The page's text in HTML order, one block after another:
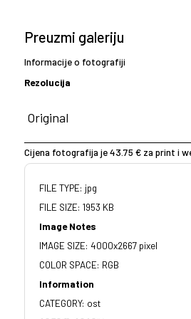
Preuzmi galeriju
Informacije o fotografiji
Rezolucija
Cijena fotografija je 43.75 € za print i
FILE TYPE: jpg
FILE SIZE: 1953 KB
Image Notes
IMAGE SIZE: 4000x2667 pixel
COLOR SPACE: RGB
Information
CATEGORY: ost